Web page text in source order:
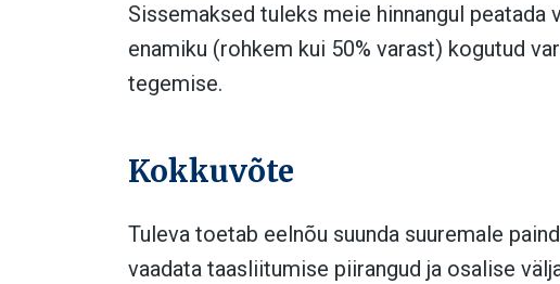
Sissemaksed tuleks meie hinnangul peatada
enamiku (rohkem kui 50% varast) kogutud
tegemise.
Kokkuvõte
Tuleva toetab eelnõu suunda suuremale
vaadata taasliitumise piirangud ja osalise